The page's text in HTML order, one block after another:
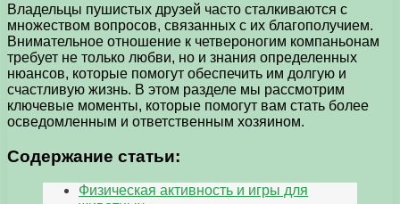
Владельцы пушистых друзей часто сталкиваются с
множеством вопросов, связанных с их благополучием.
Внимательное отношение к четвероногим компаньонам
требует не только любви, но и знания определенных
нюансов, которые помогут обеспечить им долгую и
счастливую жизнь. В этом разделе мы рассмотрим
ключевые моменты, которые помогут вам стать более
осведомленным и ответственным хозяином.
Содержание статьи:
Физическая активность и игры для